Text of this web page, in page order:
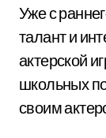
Уже с
талант и
актерской
школьных
своим